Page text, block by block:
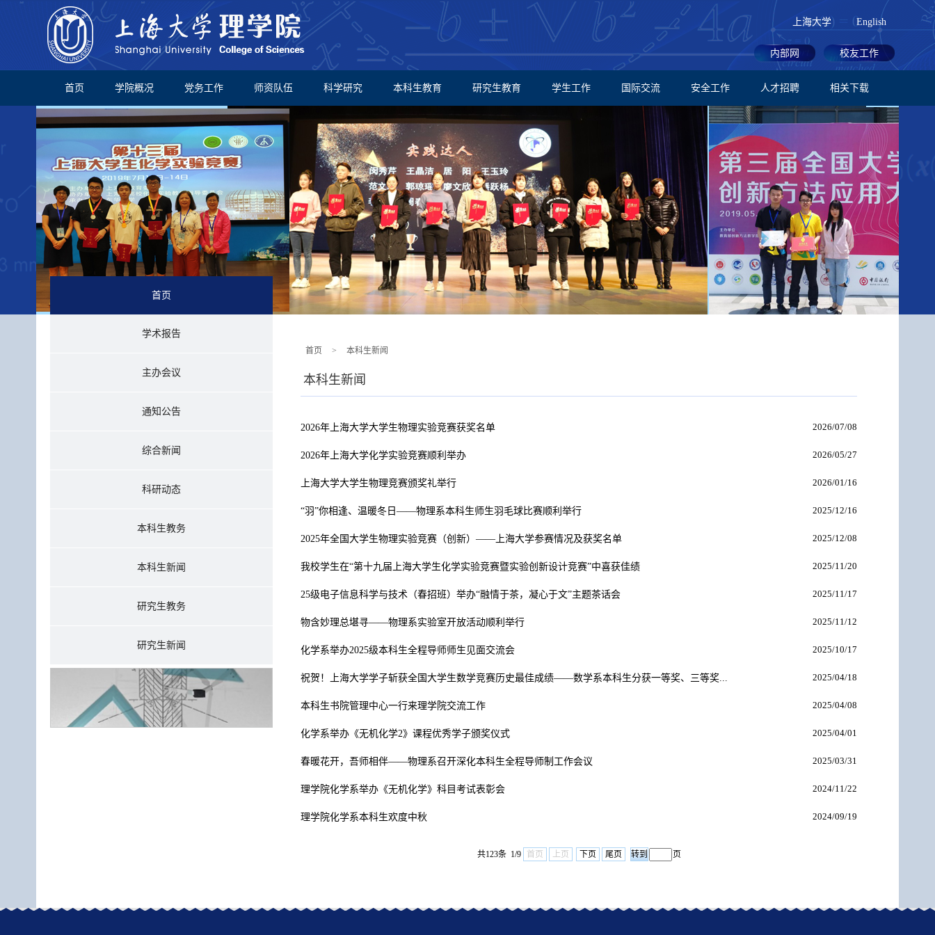
上海大学 English
内部网 校友工作
首页 学院概况 党务工作 师资队伍 科学研究 本科生教育 研究生教育 学生工作 国际交流 安全工作 人才招聘 相关下载
首页
学术报告
主办会议
通知公告
综合新闻
科研动态
本科生教务
本科生新闻
研究生教务
研究生新闻
首页 > 本科生新闻
本科生新闻
2026年上海大学大学生物理实验竞赛获奖名单 2026/07/08
2026年上海大学化学实验竞赛顺利举办 2026/05/27
上海大学大学生物理竞赛颁奖礼举行 2026/01/16
“羽”你相逢、温暖冬日——物理系本科生师生羽毛球比赛顺利举行 2025/12/16
2025年全国大学生物理实验竞赛（创新）——上海大学参赛情况及获奖名单 2025/12/08
我校学生在“第十九届上海大学生化学实验竞赛暨实验创新设计竞赛”中喜获佳绩 2025/11/20
25级电子信息科学与技术（春招班）举办“融情于茶，凝心于文”主题茶话会 2025/11/17
物含妙理总堪寻——物理系实验室开放活动顺利举行 2025/11/12
化学系举办2025级本科生全程导师师生见面交流会 2025/10/17
祝贺！上海大学学子斩获全国大学生数学竞赛历史最佳成绩——数学系本科生分获一等奖、三等奖... 2025/04/18
本科生书院管理中心一行来理学院交流工作 2025/04/08
化学系举办《无机化学2》课程优秀学子颁奖仪式 2025/04/01
春暖花开，吾师相伴——物理系召开深化本科生全程导师制工作会议 2025/03/31
理学院化学系举办《无机化学》科目考试表彰会 2024/11/22
理学院化学系本科生欢度中秋 2024/09/19
共123条 1/9 首页 上页 下页 尾页 页